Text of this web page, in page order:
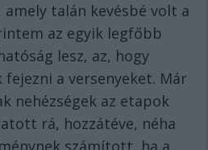
talán kevésbé volt a
az egyik legfőbb
lesz, az, hogy
a versenyeket. Már
nehézségek az etapok
rá, hozzátéve, néha